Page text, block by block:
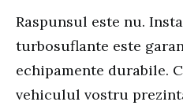
Raspunsul este nu.
turbosuflante este
echipamente durabile.
vehiculul vostru